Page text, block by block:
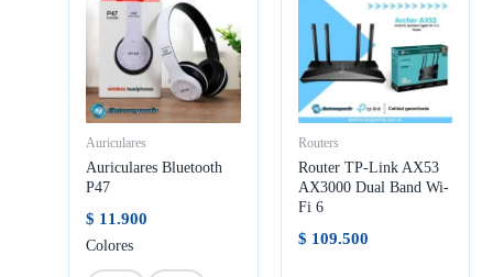
Auriculares
Auriculares Bluetooth
P47
$ 11.900
Colores
Routers
Router TP-Link AX53
AX3000 Dual Band Wi-
Fi 6
$ 109.500